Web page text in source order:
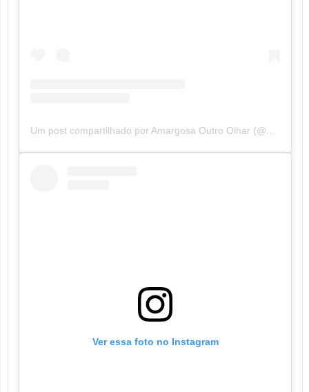
Um post compartilhado por Amargosa Outro Olhar (@amargosaoutroolhar)
Ver essa foto no Instagram